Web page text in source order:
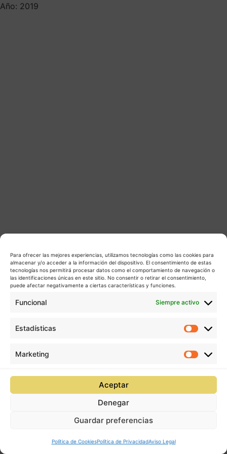
Para ofrecer las mejores experiencias, utilizamos tecnologías como las cookies para
almacenar y/o acceder a la información del dispositivo. El consentimiento de estas
tecnologías nos permitirá procesar datos como el comportamiento de navegación o
las identificaciones únicas en este sitio. No consentir o retirar el consentimiento,
puede afectar negativamente a ciertas características y funciones.
Funcional Siempre activo
Estadísticas
Marketing
Aceptar
Denegar
Guardar preferencias
Política de CookiesPolítica de PrivacidadAviso Legal
Año: 2019